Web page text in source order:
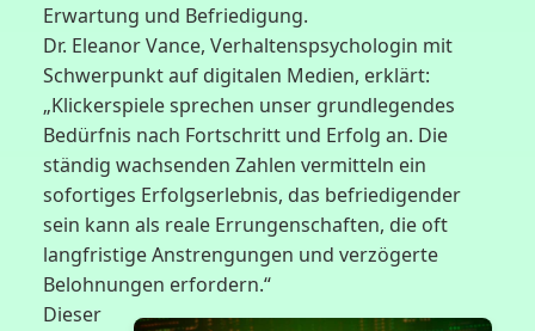
Erwartung und Befriedigung.
Dr. Eleanor Vance, Verhaltenspsychologin mit
Schwerpunkt auf digitalen Medien, erklärt:
„Klickerspiele sprechen unser grundlegendes
Bedürfnis nach Fortschritt und Erfolg an. Die
ständig wachsenden Zahlen vermitteln ein
sofortiges Erfolgserlebnis, das befriedigender
sein kann als reale Errungenschaften, die oft
langfristige Anstrengungen und verzögerte
Belohnungen erfordern.“
Dieser